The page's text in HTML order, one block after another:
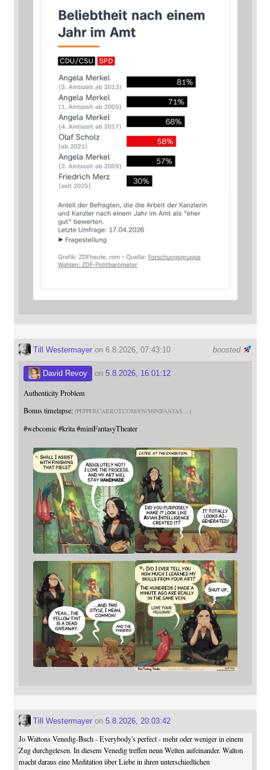
boosted
Till Westermayeron 6.8.2026, 07:43:10
David Revoy on 5.8.2026, 16:01:12
Authenticity Problem
Bonus timelapse: PEPPERCARROT.COM/EN/MINIFANTAS
#webcomic #krita #miniFantasyTheater
Till Westermayeron 5.8.2026, 20:03:42
Jo Waltons Venedig-Buch - Everybody's perfect - mehr oder weniger in einem
Zug durchgelesen. In diesem Venedig treffen neun Welten aufeinander. Walton
macht daraus eine Meditation über Liebe in ihren unterschiedlichen